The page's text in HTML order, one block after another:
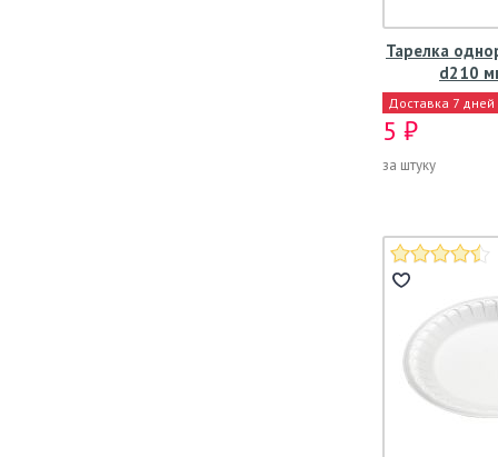
Тарелка
d210
Доставка 7 дней
5 ₽
за штуку